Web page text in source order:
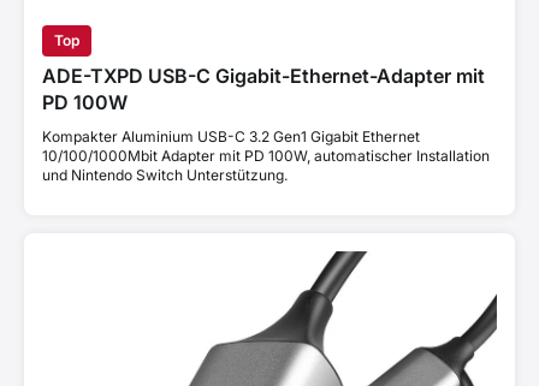
Top
ADE-TXPD USB-C Gigabit-Ethernet-Adapter mit
PD 100W
Kompakter Aluminium USB-C 3.2 Gen1 Gigabit Ethernet
10/100/1000Mbit Adapter mit PD 100W, automatischer Installation
und Nintendo Switch Unterstützung.